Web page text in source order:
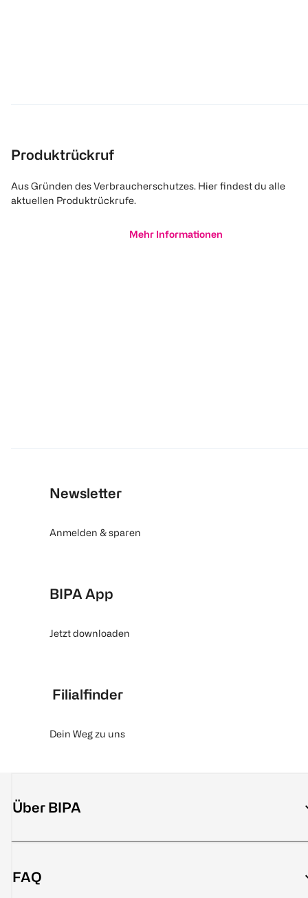
Produktrückruf
Aus Gründen des Verbraucherschutzes. Hier findest du alle
aktuellen Produktrückrufe.
Mehr Informationen
Newsletter
Anmelden & sparen
BIPA App
Jetzt downloaden
Filialfinder
Dein Weg zu uns
Über BIPA
FAQ